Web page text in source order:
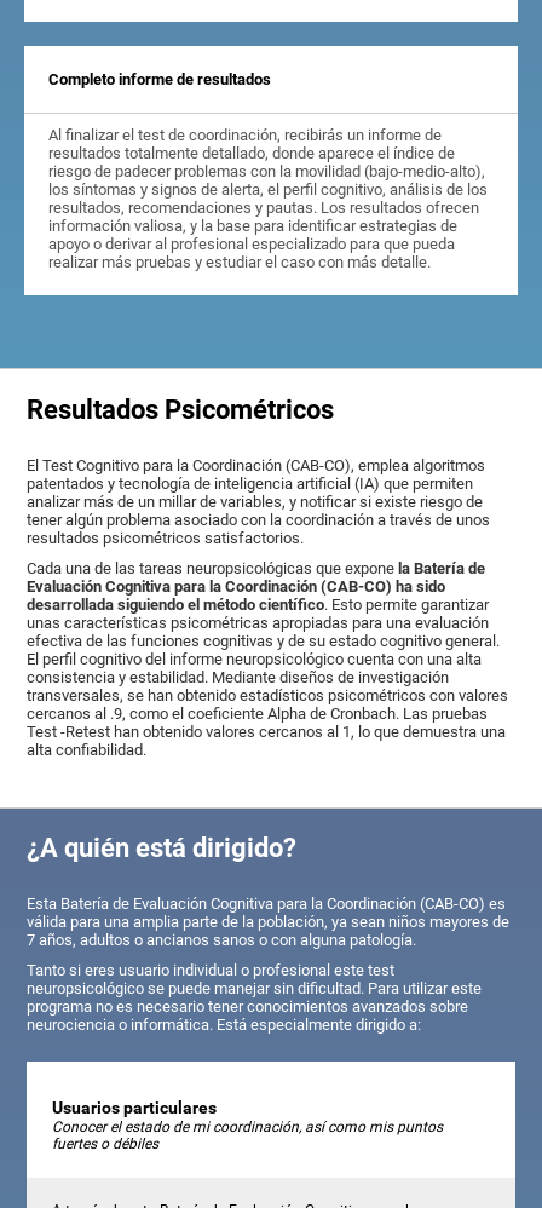
Completo informe de resultados
Al finalizar el test de coordinación, recibirás un informe de
resultados totalmente detallado, donde aparece el índice de
riesgo de padecer problemas con la movilidad (bajo-medio-alto),
los síntomas y signos de alerta, el perfil cognitivo, análisis de los
resultados, recomendaciones y pautas. Los resultados ofrecen
información valiosa, y la base para identificar estrategias de
apoyo o derivar al profesional especializado para que pueda
realizar más pruebas y estudiar el caso con más detalle.
Resultados Psicométricos
El Test Cognitivo para la Coordinación (CAB-CO), emplea algoritmos
patentados y tecnología de inteligencia artificial (IA) que permiten
analizar más de un millar de variables, y notificar si existe riesgo de
tener algún problema asociado con la coordinación a través de unos
resultados psicométricos satisfactorios.
Cada una de las tareas neuropsicológicas que exponela Batería de
Evaluación Cognitiva para la Coordinación (CAB-CO) ha sido
desarrollada siguiendo el método científico. Esto permite garantizar
unas características psicométricas apropiadas para una evaluación
efectiva de las funciones cognitivas y de su estado cognitivo general.
El perfil cognitivo del informe neuropsicológico cuenta con una alta
consistencia y estabilidad. Mediante diseños de investigación
transversales, se han obtenido estadísticos psicométricos con valores
cercanos al .9, como el coeficiente Alpha de Cronbach. Las pruebas
Test -Retest han obtenido valores cercanos al 1, lo que demuestra una
alta confiabilidad.
¿A quién está dirigido?
Esta Batería de Evaluación Cognitiva para la Coordinación (CAB-CO) es
válida para una amplia parte de la población, ya sean niños mayores de
7 años, adultos o ancianos sanos o con alguna patología.
Tanto si eres usuario individual o profesional este test
neuropsicológico se puede manejar sin dificultad. Para utilizar este
programa no es necesario tener conocimientos avanzados sobre
neurociencia o informática. Está especialmente dirigido a:
Usuarios particulares
Conocer el estado de mi coordinación, así como mis puntos
fuertes o débiles